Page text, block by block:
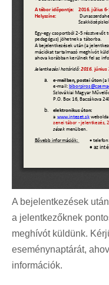
A bejelentkezések
a jelentkezőknek
meghívót küldünk.
eseménynaptárát,
információk.